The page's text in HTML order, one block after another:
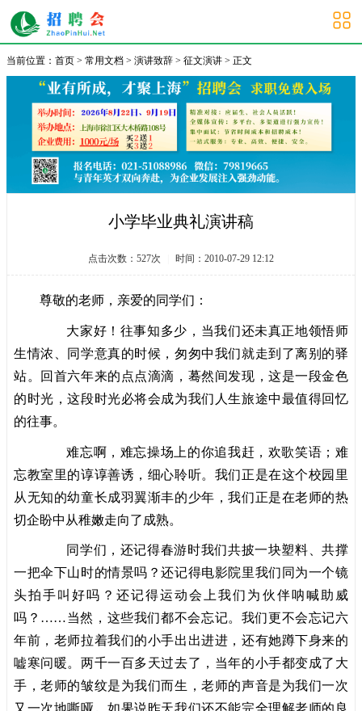
大学生招聘会
当前位置： 首页 > 常用文档 > 演讲致辞 > 征文演讲 > 正文
小学毕业典礼演讲稿
点击次数： 527次 时间：2010-07-29 12:12
尊敬的老师，亲爱的同学们：
大家好！往事知多少，当我们还未真正地领悟师
生情浓、同学意真的时候，匆匆中我们就走到了离别的驿
站。回首六年来的点点滴滴，蓦然间发现，这是一段金色
的时光，这段时光必将会成为我们人生旅途中最值得回忆
的往事。
难忘啊，难忘操场上的你追我赶，欢歌笑语；难
忘教室里的谆谆善诱，细心聆听。我们正是在这个校园里
从无知的幼童长成羽翼渐丰的少年，我们正是在老师的热
切企盼中从稚嫩走向了成熟。
同学们，还记得春游时我们共披一块塑料、共撑
一把伞下山时的情景吗？还记得电影院里我们同为一个镜
头拍手叫好吗？还记得运动会上我们为伙伴呐喊助威
吗？……当然，这些我们都不会忘记。我们更不会忘记六
年前，老师拉着我们的小手出出进进，还有她蹲下身来的
嘘寒问暖。两千一百多天过去了，当年的小手都变成了大
手，老师的皱纹是为我们而生，老师的声音是为我们一次